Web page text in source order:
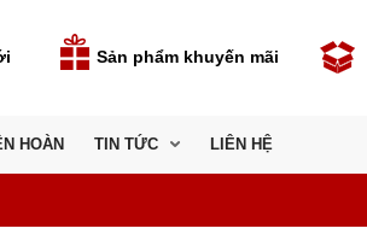
Sản phẩm khuyến mãi
HOÀN TIN TỨC LIÊN HỆ